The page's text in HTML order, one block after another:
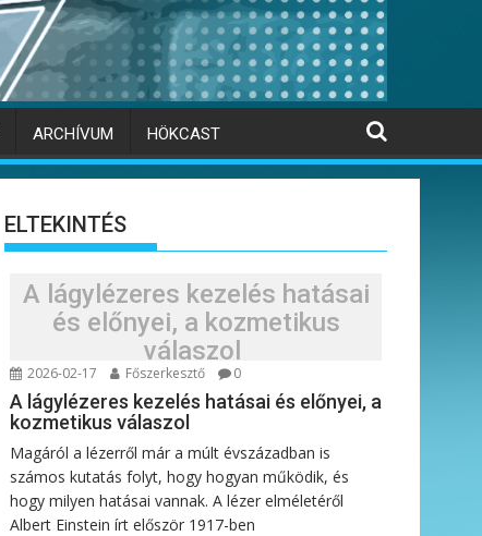
ARCHÍVUM HÖKCAST
ELTEKINTÉS
A lágylézeres kezelés hatásai
és előnyei, a kozmetikus
válaszol
2026-02-17 Főszerkesztő 0
A lágylézeres kezelés hatásai és előnyei, a
kozmetikus válaszol
Magáról a lézerről már a múlt évszázadban is
számos kutatás folyt, hogy hogyan működik, és
hogy milyen hatásai vannak. A lézer elméletéről
Albert Einstein írt először 1917-ben